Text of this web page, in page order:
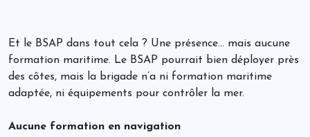
Et le BSAP dans tout cela ? Une présence… mais aucune
formation maritime. Le BSAP pourrait bien déployer près
des côtes, mais la brigade n’a ni formation maritime
adaptée, ni équipements pour contrôler la mer.
Aucune formation en navigation